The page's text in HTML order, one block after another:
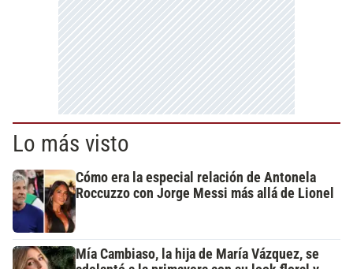
Lo más visto
Cómo era la especial relación de Antonela
Roccuzzo con Jorge Messi más allá de Lionel
Mía Cambiaso, la hija de María Vázquez, se